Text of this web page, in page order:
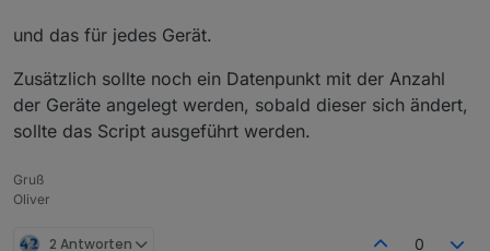
und das für jedes Gerät.
Zusätzlich sollte noch ein Datenpunkt mit der Anzahl
der Geräte angelegt werden, sobald dieser sich ändert,
sollte das Script ausgeführt werden.
Gruß
Oliver
2 Antworten 0